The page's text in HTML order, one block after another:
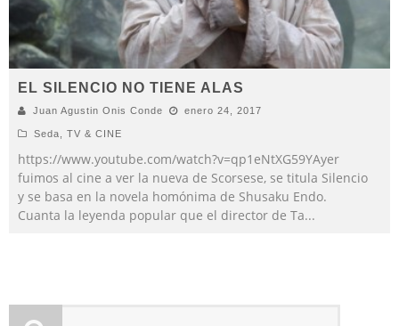
EL SILENCIO NO TIENE ALAS
Juan Agustin Onis Conde enero 24, 2017
Seda TV & CINE
https://www.youtube.com/watch?v=qp1eNtXG59YAyer
fuimos al cine a ver la nueva de Scorsese, se titula Silencio
y se basa en la novela homónima de Shusaku Endo.
Cuanta la leyenda popular que el director de Ta...